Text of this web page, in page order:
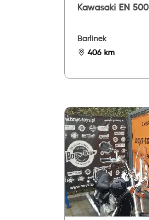
Kawasaki EN 500
Barlinek
406 km